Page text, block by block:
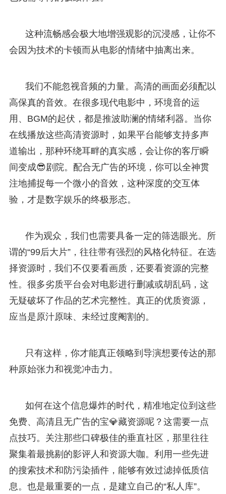
这种流畅感会极大地增强观影的沉浸感，让你不
会因为技术的卡顿而从电影的情绪中抽离出来。
我们不能忽视音频的力量。高清的画面必须配以
高保真的音效。在很多现代电影中，环境音的运
用、BGM的起伏，都是推波助澜的情绪利器。当你
在线播放这些高清资源时，如果平台能够支持多声
道输出，那种环绕耳畔的真实感，会让你的客厅瞬
间变成😎剧院。配合无广告的环境，你可以全神贯
注地捕捉每一个微小的音效，这种深度的交互体
验，才是数字娱乐的终极形态。
作为观众，我们也需要具备一定的筛选眼光。所
谓的“99后大片”，往往带有强烈的风格化特征。在选
择资源时，我们不仅要看画质，还要看资源的完整
性。很多劣质平台会对电影进行删减或胡乱码，这
无疑破坏了作品的艺术完整性。真正的优质资源，
应当是原汁原味、未经过度阉割的。
只有这样，你才能真正领略到导演想要传达的那
种原始张力和视觉冲击力。
如何在这个信息爆炸的时代，精准地定位到这些
免费、高清且无广告的宝💎藏资源呢？这需要一点
点技巧。关注那些口碑极佳的垂直社区，那里往往
聚集着最挑剔的影评人和资源大咖。利用一些先进
的搜索技术和防污染插件，能够有效过滤掉低质信
息。也是最重要的一点，是建立自己的“私人库”。